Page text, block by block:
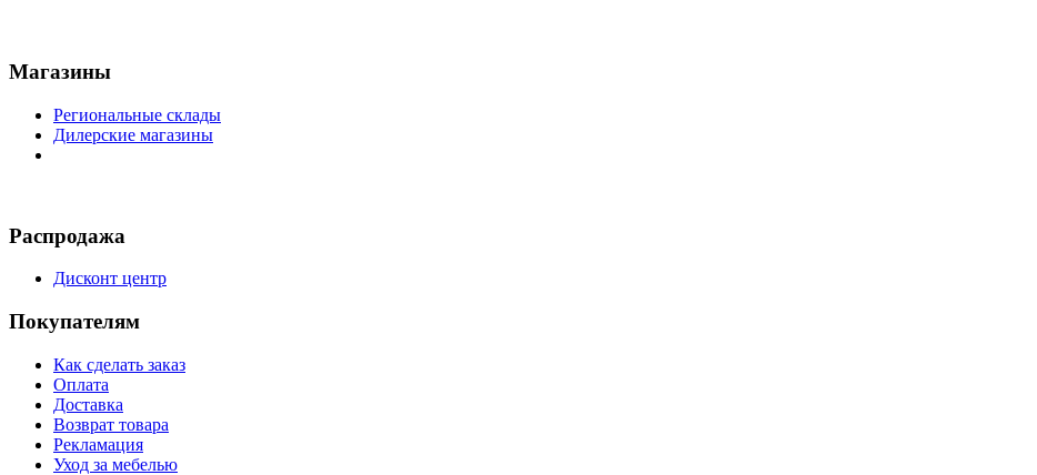
Магазины
Региональные склады
Дилерские магазины
Распродажа
Дисконт центр
Покупателям
Как сделать заказ
Оплата
Доставка
Возврат товара
Рекламация
Уход за мебелью